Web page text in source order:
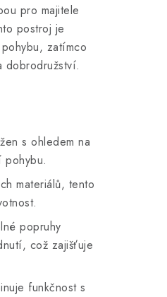
pro majitele
postroj je
zatímco
dobrodružství.
s ohledem na
pohybu.
materiálů, tento
popruhy
což zajišťuje
funkčnost s